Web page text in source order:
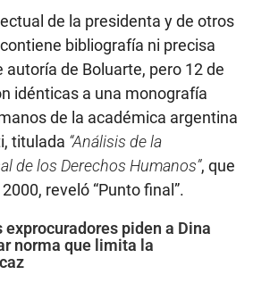
de la presidenta y de otros
bibliografía ni precisa
autoría de Boluarte, pero 12 de
idénticas a una monografía
de la académica argentina
titulada “Análisis de la
de los Derechos Humanos”, que
reveló “Punto final”.
exprocuradores piden a Dina
norma que limita la